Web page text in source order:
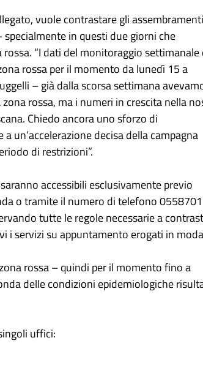
vuole contrastare gli assembramenti
in questi due giorni che
“I dati del monitoraggio settimanale
rossa per il momento da lunedì 15 a
– già dalla scorsa settimana
rossa, ma i numeri in crescita nella
Chiedo ancora uno sforzo di
un’accelerazione decisa della campagna
di restrizioni”.
accessibili esclusivamente previo
o tramite il numero di telefono
tutte le regole necessarie a
i servizi su appuntamento erogati in
rossa – quindi per il momento fino a
delle condizioni epidemiologiche
uffici: